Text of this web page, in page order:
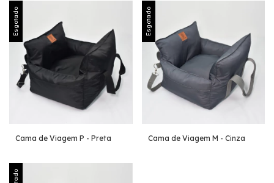
Esgotado
Cama de Viagem P - Preta
Esgotado
Cama de Viagem M - Cinza